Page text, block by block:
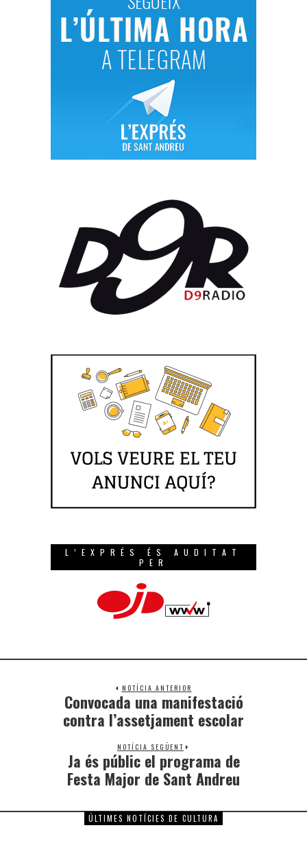
L’EXPRÉS ÉS AUDITAT
PER
NOTÍCIA ANTERIOR
Convocada una manifestació
contra l’assetjament escolar
NOTÍCIA SEGÜENT
Ja és públic el programa de
Festa Major de Sant Andreu
ÚLTIMES NOTÍCIES DE CULTURA